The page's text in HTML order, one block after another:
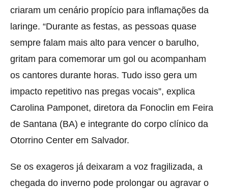
criaram um cenário propício para inflamações da
laringe. “Durante as festas, as pessoas quase
sempre falam mais alto para vencer o barulho,
gritam para comemorar um gol ou acompanham
os cantores durante horas. Tudo isso gera um
impacto repetitivo nas pregas vocais”, explica
Carolina Pamponet, diretora da Fonoclin em Feira
de Santana (BA) e integrante do corpo clínico da
Otorrino Center em Salvador.
Se os exageros já deixaram a voz fragilizada, a
chegada do inverno pode prolongar ou agravar o